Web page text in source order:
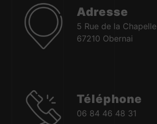
Adresse
5 Rue de la Chapelle
67210 Obernai
Téléphone
06 84 46 48 31